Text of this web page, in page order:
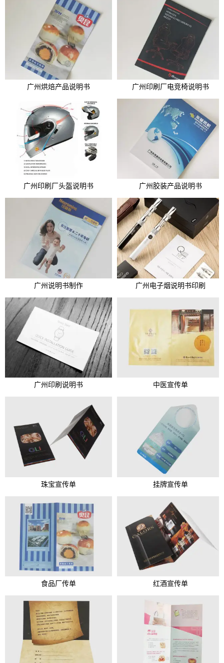
广州烘焙产品说明书 广州印刷厂电竞椅说明书
广州印刷厂头盔说明书 广州胶装产品说明书
广州说明书制作 广州电子烟说明书印刷
广州印刷说明书 中医宣传单
珠宝宣传单 挂牌宣传单
食品厂传单 红酒宣传单